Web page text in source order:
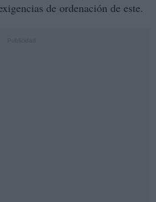
de ordenación de este.